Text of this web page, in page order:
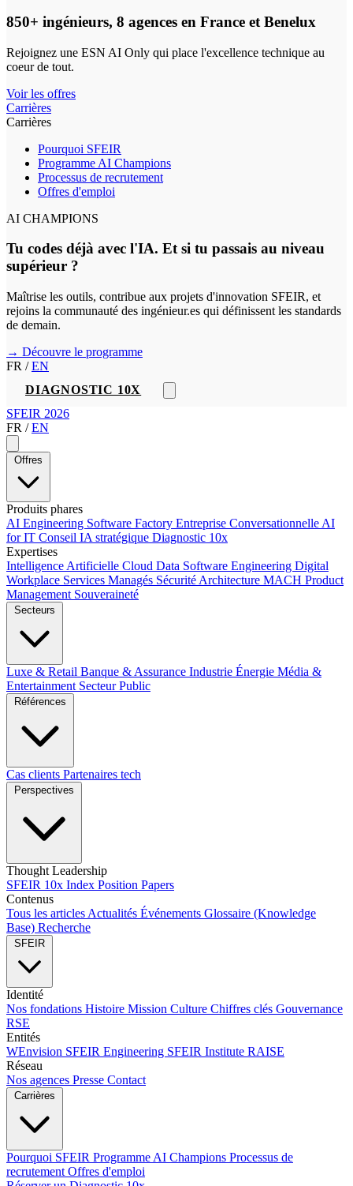
850+ ingénieurs, 8 agences en France et Benelux
Rejoignez une ESN AI Only qui place l'excellence technique au
coeur de tout.
Voir les offres
Carrières
Carrières
Pourquoi SFEIR
Programme AI Champions
Processus de recrutement
Offres d'emploi
AI CHAMPIONS
Tu codes déjà avec l'IA. Et si tu passais au niveau
supérieur ?
Maîtrise les outils, contribue aux projets d'innovation SFEIR, et
rejoins la communauté des ingénieur.es qui définissent les standards
de demain.
→ Découvre le programme
FR / EN
DIAGNOSTIC 10X
SFEIR 2026
FR / EN
Offres
Produits phares
AI Engineering Software Factory Entreprise Conversationnelle AI
for IT Conseil IA stratégique Diagnostic 10x
Expertises
Intelligence Artificielle Cloud Data Software Engineering Digital
Workplace Services Managés Sécurité Architecture MACH Product
Management Souveraineté
Secteurs
Luxe & Retail Banque & Assurance Industrie Énergie Média &
Entertainment Secteur Public
Références
Cas clients Partenaires tech
Perspectives
Thought Leadership
SFEIR 10x Index Position Papers
Contenus
Tous les articles Actualités Événements Glossaire (Knowledge
Base) Recherche
SFEIR
Identité
Nos fondations Histoire Mission Culture Chiffres clés Gouvernance
RSE
Entités
WEnvision SFEIR Engineering SFEIR Institute RAISE
Réseau
Nos agences Presse Contact
Carrières
Pourquoi SFEIR Programme AI Champions Processus de
recrutement Offres d'emploi